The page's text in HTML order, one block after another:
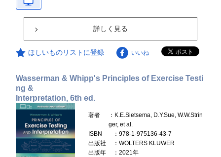
詳しく見る
ほしいものリストに登録 いいね
Wasserman & Whipp's Principles of Exercise Testi
ng &
Interpretation, 6th ed.
著者
：K.E.Sietsema, D.Y.Sue, W.W.Strin
ger, et al.
ISBN
：978-1-975136-43-7
出版社
：WOLTERS KLUWER
出版年
：2021年